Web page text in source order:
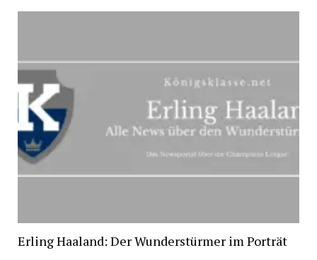
Erling Haaland: Der Wunderstürmer im Porträt